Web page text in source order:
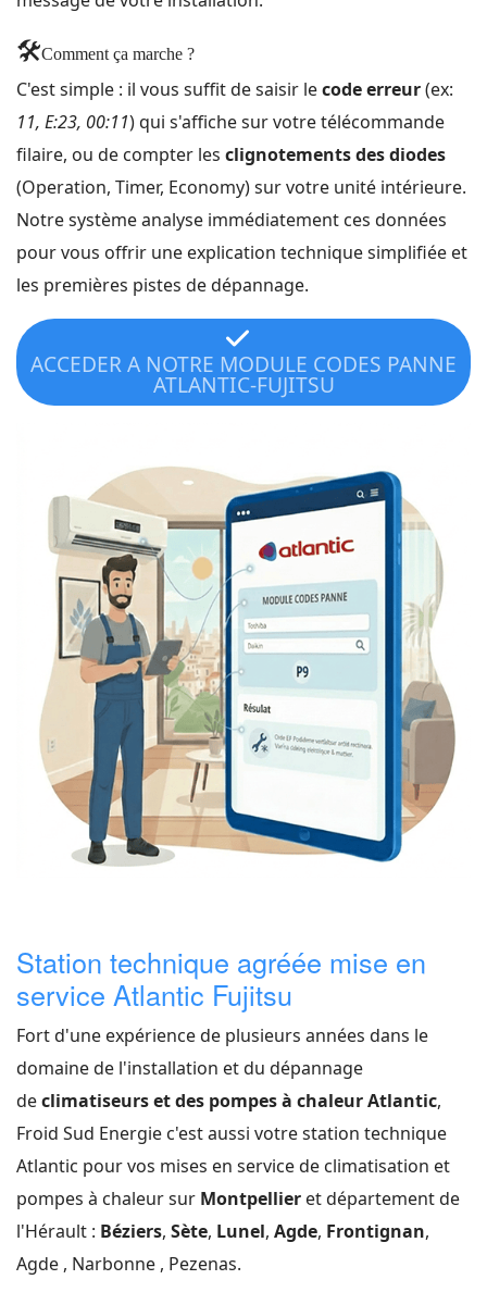
🛠️Comment ça marche ?
C'est simple : il vous suffit de saisir lecode erreur(ex:
11, E:23, 00:11) qui s'affiche sur votre télécommande
filaire, ou de compter les clignotements des diodes
(Operation, Timer, Economy) sur votre unité intérieure.
Notre système analyse immédiatement ces données
pour vous offrir une explication technique simplifiée et
les premières pistes de dépannage.
ACCEDER A NOTRE MODULE CODES PANNE
ATLANTIC-FUJITSU
Station technique agréée mise en
service Atlantic Fujitsu
Fort d'une expérience de plusieurs années dans le
domaine de l'installation et du dépannage
declimatiseurs et des pompes à chaleur Atlantic,
Froid Sud Energie c'est aussi votre station technique
Atlantic pour vos mises en service de climatisation et
pompes à chaleur sur Montpellier et département de
l'Hérault : Béziers, Sète, Lunel, Agde, Frontignan,
Agde , Narbonne , Pezenas.